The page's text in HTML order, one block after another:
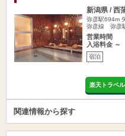
新潟県 / 西
弥彦駅694m
弥彦線 弥彦
営業時間
入浴料金 ～
宿泊
楽天トラベ
関連情報から探す